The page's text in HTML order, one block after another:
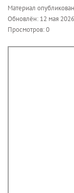
Материал
Обновлён: 12 мая
Просмотров:0